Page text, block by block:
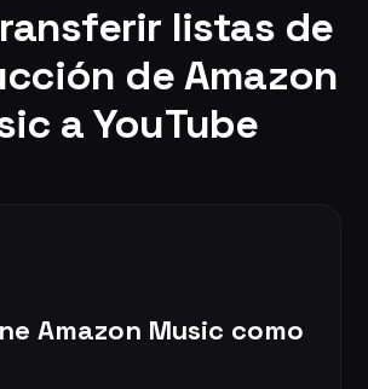
listas de
de Amazon
a YouTube
Amazon Music como